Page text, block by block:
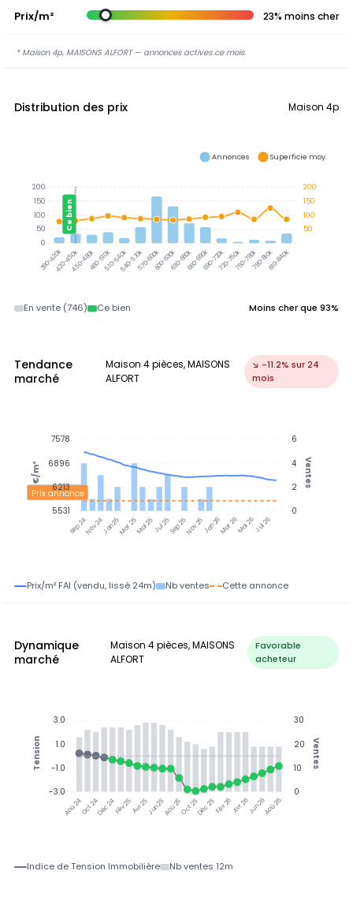
Prix/m² 23% moins cher
* Maison 4p, MAISONS ALFORT — annonces actives ce mois
Distribution des prix Maison 4p
390-420k420-450k450-480k480-510k510-540k540-570k570-600k600-630k630-660k660-690k690-720k720-750k750-780k780-810k810-840k
Ce bien
200
150
100
50
200
150
100
50
0
Annonces Superficie moy.
En vente (746) Ce bien Moins cher que 93%
Tendance
marché
Maison 4 pièces, MAISONS
ALFORT
↘ -11.2% sur 24
mois
Sep 24Nov 24Jan 25Mar 25Mai 25Jul 25Sep 25Nov 25Jan 26Mar 26Mai 26Jul 26
Prix annonce
6
4
2
0
Ventes
7578
6896
6213
5531
€/m²
Prix/m² FAI (vendu, lissé 24m) Nb ventes Cette annonce
Dynamique
marché
Maison 4 pièces, MAISONS
ALFORT
Favorable
acheteur
Aoû 24Oct 24Déc 24Fév 25Avr 25Jun 25Aoû 25Oct 25Déc 25Fév 26Avr 26Jun 26Aoû 26
30
20
10
0
Ventes
3.0
1.0
-1.0
-3.0
Tension
Indice de Tension Immobilière Nb ventes 12m